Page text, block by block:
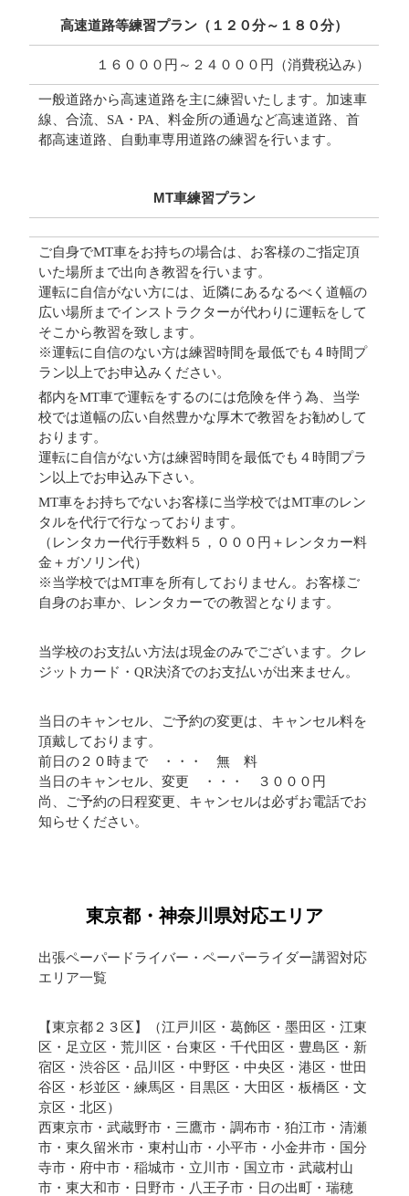
高速道路等練習プラン（１２０分～１８０分）
１６０００ 円 ～２４０００円（消費税込み）
一般道路から高速道路を主に練習いたします。加速車
線、合流、SA・PA、料金所の通過など高速道路、首
都高速道路、自動車専用道路の練習を行います。
MT車練習プラン
ご自身でMT車をお持ちの場合は、お客様のご指定頂
いた場所まで出向き教習を行います。
運転に自信がない方には、近隣にあるなるべく道幅の
広い場所までインストラクターが代わりに運転をして
そこから教習を致します。
※運転に自信のない方は練習時間を最低でも４時間プ
ラン以上でお申込みください。
都内をMT車で運転をするのには危険を伴う為、当学
校では道幅の広い自然豊かな厚木で教習をお勧めして
おります。
運転に自信がない方は練習時間を最低でも４時間プラ
ン以上でお申込み下さい。
MT車をお持ちでないお客様に当学校ではMT車のレン
タルを代行で行なっております。
（レンタカー代行手数料５，０００円＋レンタカー料
金＋ガソリン代）
※当学校ではMT車を所有しておりません。お客様ご
自身のお車か、レンタカーでの教習となります。
当学校のお支払い方法は現金のみでございます。クレ
ジットカード・QR決済でのお支払いが出来ません。
当日のキャンセル、ご予約の変更は、キャンセル料を
頂戴しております。
前日の２０時まで ・・・ 無 料
当日のキャンセル、変更 ・・・ ３０００円
尚、ご予約の日程変更、キャンセルは必ずお電話でお
知らせください。
東京都・神奈川県対応エリア
出張ペーパードライバー・ペーパーライダー講習対応
エリア一覧
【東京都２３区 】（江戸川区・葛飾区・墨田区・江東
区・足立区・荒川区・台東区・千代田区・豊島区・新
宿区・渋谷区・品川区・中野区・中央区・港区・世田
谷区・杉並区・練馬区・目黒区・大田区・板橋区・文
京区・北区）
西東京市・武蔵野市・三鷹市・調布市・狛江市・清瀬
市・東久留米市・東村山市・小平市・小金井市・国分
寺市・府中市・稲城市・立川市・国立市・武蔵村山
市・東大和市・日野市・八王子市・日の出町・瑞穂